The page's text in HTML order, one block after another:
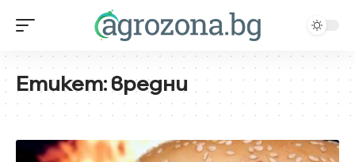
Етикет:вредни